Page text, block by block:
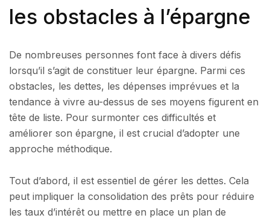
les obstacles à l’épargne
De nombreuses personnes font face à divers défis
lorsqu’il s’agit de constituer leur épargne. Parmi ces
obstacles, les dettes, les dépenses imprévues et la
tendance à vivre au-dessus de ses moyens figurent en
tête de liste. Pour surmonter ces difficultés et
améliorer son épargne, il est crucial d’adopter une
approche méthodique.
Tout d’abord, il est essentiel de gérer les dettes. Cela
peut impliquer la consolidation des prêts pour réduire
les taux d’intérêt ou mettre en place un plan de